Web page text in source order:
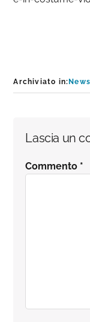
Archiviato in:
del
Lascia un
Commento *